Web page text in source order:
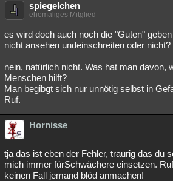
spiegelchen
ehemaliges Mitglied
es wird doch auch noch die "Guten"
nicht ansehen undeinschreiten oder nicht?
nein, natürlich nicht. Was hat man davon,
Menschen hilft?
Man begibgt sich nur unnötig selbst in
Ruf.
Hornisse
tja das ist eben der Fehler, traurig das du
mich immer fürSchwächere einsetzen.
keinen Fall jemand blöd anmachen!